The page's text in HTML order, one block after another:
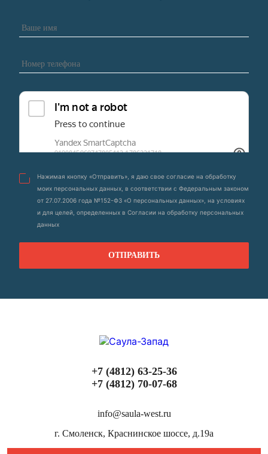
Нажимая кнопку «Отправить», я даю свое согласие на обработку
моих персональных данных, в соответствии с Федеральным законом
от 27.07.2006 года №152-ФЗ «О персональных данных», на условиях
и для целей, определенных в Согласии на обработку персональных
данных
+7 (4812) 63-25-36
+7 (4812) 70-07-68
info@saula-west.ru
г. Смоленск, Краснинское шоссе, д.19а